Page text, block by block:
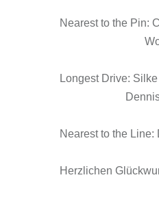
Nearest to the Pin:
Wolfgang
Longest Drive:
Dennis
Nearest to the
Herzlichen